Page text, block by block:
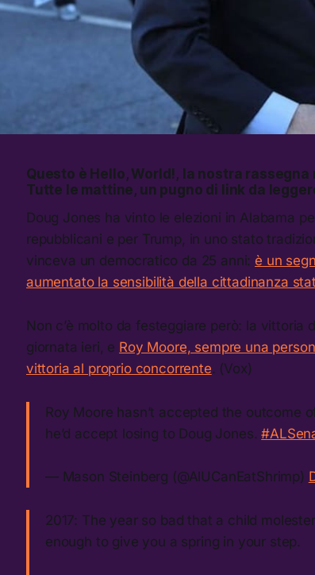
Questo è Hello, World!, la nostra
Tutte le mattine, un pugno di link da
Doug Jones ha vinto le elezioni in Alabama
repubblicani e per Trump, in uno stato
vinceva un democratico da 25 anni: è un
aumentato la sensibilità della cittadinanza
Non c’è molto da festeggiare però: la
giornata ieri, e Roy Moore, sempre una
vittoria al proprio concorrente. (Vox)
Roy Moore hasn’t accepted the outcome
he’d accept losing to Doug Jones.
— Mason Steinberg (@AlUCanEatShrimp)
2017: The year so bad that a child
enough to give you a spring in your step.